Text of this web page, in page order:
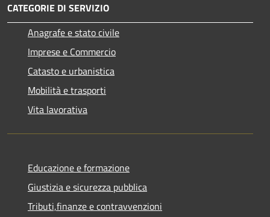
CATEGORIE DI SERVIZIO
Anagrafe e stato civile
Imprese e Commercio
Catasto e urbanistica
Mobilità e trasporti
Vita lavorativa
Educazione e formazione
Giustizia e sicurezza pubblica
Tributi,finanze e contravvenzioni